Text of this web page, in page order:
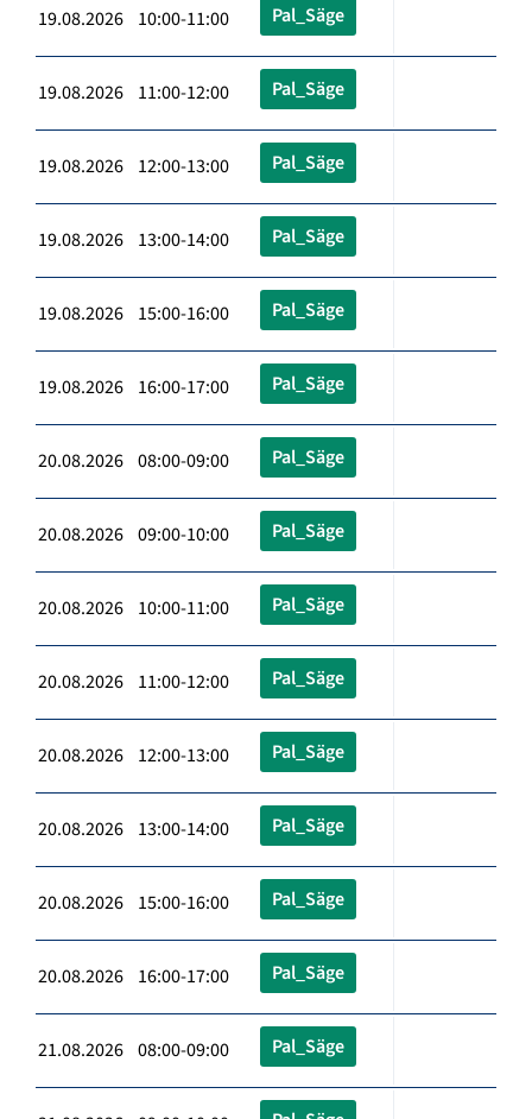
19.08.2026 10:00-11:00 Pal_Säge
19.08.2026 11:00-12:00 Pal_Säge
19.08.2026 12:00-13:00 Pal_Säge
19.08.2026 13:00-14:00 Pal_Säge
19.08.2026 15:00-16:00 Pal_Säge
19.08.2026 16:00-17:00 Pal_Säge
20.08.2026 08:00-09:00 Pal_Säge
20.08.2026 09:00-10:00 Pal_Säge
20.08.2026 10:00-11:00 Pal_Säge
20.08.2026 11:00-12:00 Pal_Säge
20.08.2026 12:00-13:00 Pal_Säge
20.08.2026 13:00-14:00 Pal_Säge
20.08.2026 15:00-16:00 Pal_Säge
20.08.2026 16:00-17:00 Pal_Säge
21.08.2026 08:00-09:00 Pal_Säge